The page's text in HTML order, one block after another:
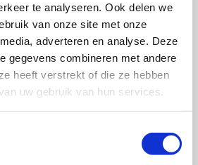
te analyseren. Ook delen we
van onze site met onze
adverteren en analyse. Deze
gegevens combineren met andere
heeft verstrekt of die ze hebben
uw gebruik van hun services.